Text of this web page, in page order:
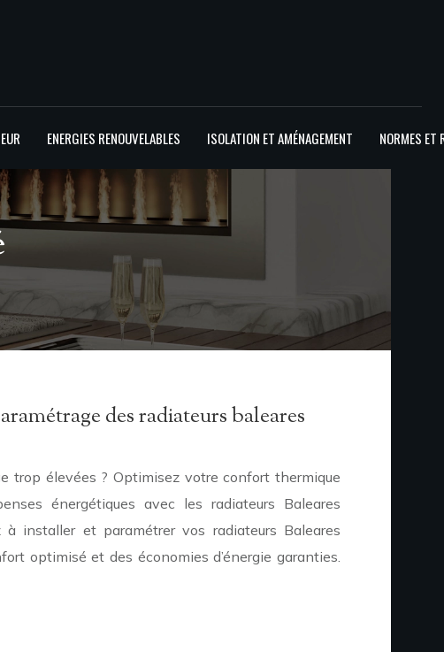
ENERGIES RENOUVELABLES ISOLATION ET AMÉNAGEMENT NORMES ET
des radiateurs baleares
trop élevées ? Optimisez votre confort thermique
énergétiques avec les radiateurs Baleares
à installer et paramétrer vos radiateurs Baleares
optimisé et des économies d’énergie garanties.